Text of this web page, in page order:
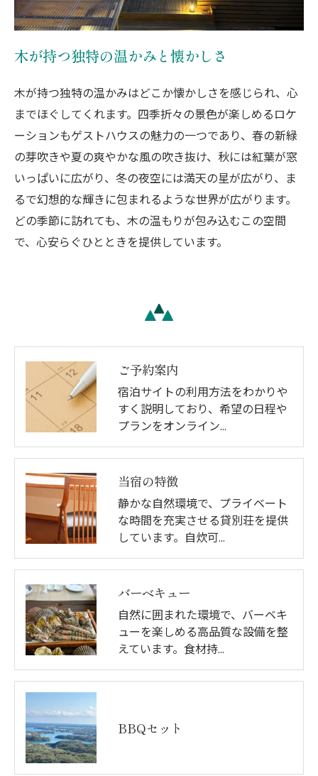
木が持つ独特の温かみと懐かしさ
木が持つ独特の温かみはどこか懐かしさを感じられ、心
までほぐしてくれます。四季折々の景色が楽しめるロケ
ーションもゲストハウスの魅力の一つであり、春の新緑
の芽吹きや夏の爽やかな風の吹き抜け、秋には紅葉が窓
いっぱいに広がり、冬の夜空には満天の星が広がり、ま
るで幻想的な輝きに包まれるような世界が広がります。
どの季節に訪れても、木の温もりが包み込むこの空間
で、心安らぐひとときを提供しています。
ご予約案内
宿泊サイトの利用方法をわかりや
すく説明しており、希望の日程や
プランをオンライン…
当宿の特徴
静かな自然環境で、プライベート
な時間を充実させる貸別荘を提供
しています。自炊可…
バーベキュー
自然に囲まれた環境で、バーベキ
ューを楽しめる高品質な設備を整
えています。食材持…
BBQセット